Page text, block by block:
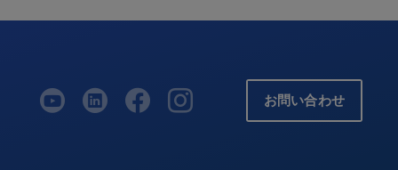
お問い合わせ